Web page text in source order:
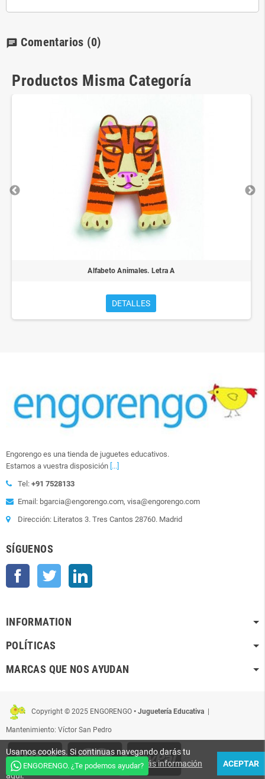
chat Comentarios (0)
Productos Misma Categoría
Alfabeto Animales. Letra A
DETALLES
Engorengo es una tienda de juguetes educativos.
Estamos a vuestra disposición [...]
Tel: +91 7528133
Email: bgarcia@engorengo.com, visa@engorengo.com
Dirección: Literatos 3. Tres Cantos 28760. Madrid
SÍGUENOS
Facebook Twitter
INFORMATION
POLÍTICAS
MARCAS QUE NOS AYUDAN
Copyright © 2025 ENGORENGO • Juguetería Educativa
Mantenimiento: Víctor San Pedro
Usamos cookies. Si continuas navegando darás tu
conformidad para que sean usadas.Más información
aquí.
ACEPTAR
ENGORENGO. ¿Te podemos ayudar?